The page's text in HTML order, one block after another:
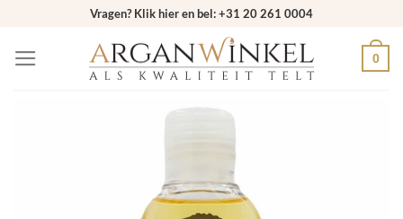
inhoud
Vragen? Klik hier en bel: +31 20 261 0004
0